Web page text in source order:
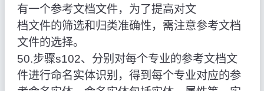
有一个参考文档文件，为了提高对文
档文件的筛选和归类准确性，需注意参考文档
文件的选择。
50.步骤s102、分别对每个专业的参考文档文
件进行命名实体识别，得到每个专业对应的参